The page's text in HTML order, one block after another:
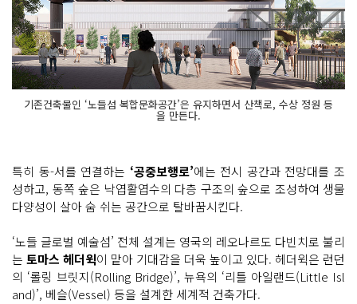
기존건축물인 ‘노들섬 복합문화공간’은 유지하면서 산책로, 수상 정원 등
을 만든다.
특히 동-서를 연결하는 ‘공중보행로’에는 전시 공간과 전망대를 조
성하고, 동쪽 숲은 낙엽활엽수의 다층 구조의 숲으로 조성하여 생물
다양성이 살아 숨 쉬는 공간으로 탈바꿈시킨다.
‘노들 글로벌 예술섬’ 전체 설계는 영국의 레오나르도 다빈치로 불리
는 토마스 헤더윅이 맡아 기대감을 더욱 높이고 있다. 헤더윅은 런던
의 ‘롤링 브릿지(Rolling Bridge)’, 뉴욕의 ‘리틀 아일랜드(Little Isl
and)’, 베슬(Vessel) 등을 설계한 세계적 건축가다.